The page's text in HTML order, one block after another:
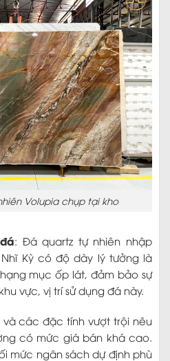
Volupia chụp tại kho
: Đá quartz tự nhiên nhập
Nhĩ Kỳ có độ dày lý tưởng là
mục ốp lát, đảm bảo sự
vực, vị trí sử dụng đá này.
các đặc tính vượt trội nêu
có mức giá bán khá cao.
mức ngân sách dự định phù